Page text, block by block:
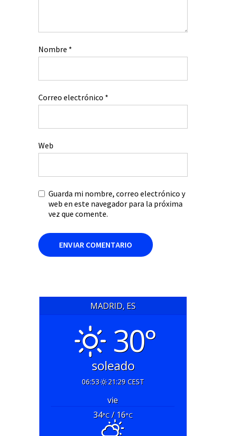
Nombre *
Correo electrónico *
Web
Guarda mi nombre, correo electrónico y
web en este navegador para la próxima
vez que comente.
MADRID, ES
30°
soleado
06:53 21:29 CEST
vie
34°C/ 16°C